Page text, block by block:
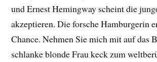
und Ernest Hemingway scheint die
akzeptieren. Die forsche Hamburgerin
Chance. Nehmen Sie mich mit auf das
schlanke blonde Frau keck zum